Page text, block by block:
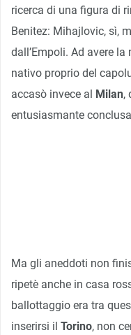
ricerca di una figura di
Benitez: Mihajlovic, sì,
dall’Empoli. Ad avere
nativo proprio del
accasò invece al Milan,
entusiasmante
Ma gli aneddoti non
ripetè anche in casa
ballottaggio era tra
inserirsi il Torino, non